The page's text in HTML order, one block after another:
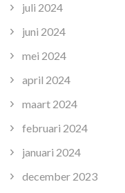
juli 2024
juni 2024
mei 2024
april 2024
maart 2024
februari 2024
januari 2024
december 2023